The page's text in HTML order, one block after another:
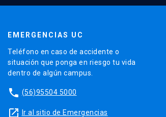
EMERGENCIAS UC
Teléfono en caso de accidente o
situación que ponga en riesgo tu vida
dentro de algún campus.
phone (56)95504 5000
launch Ir al sitio de Emergencias